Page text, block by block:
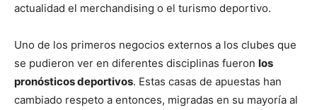
actualidad el merchandising o el turismo deportivo.
Uno de los primeros negocios externos a los clubes que
se pudieron ver en diferentes disciplinas fueron los
pronósticos deportivos. Estas casas de apuestas han
cambiado respeto a entonces, migradas en su mayoría al